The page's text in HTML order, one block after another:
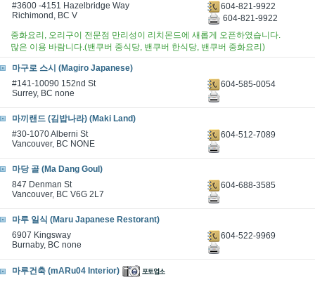
#3600 -4151 Hazelbridge Way
Richimond, BC V
604-821-9922
604-821-9922
중화요리, 오리구이 전문점 만리성이 리치몬드에 새롭게 오픈하였습니다.
많은 이용 바람니다.(밴쿠버 중식당, 밴쿠버 한식당, 밴쿠버 중화요리)
마구로 스시 (Magiro Japanese)
#141-10090 152nd St
Surrey, BC none
604-585-0054
마끼랜드 (김밥나라) (Maki Land)
#30-1070 Alberni St
Vancouver, BC NONE
604-512-7089
마당 골 (Ma Dang Goul)
847 Denman St
Vancouver, BC V6G 2L7
604-688-3585
마루 일식 (Maru Japanese Restorant)
6907 Kingsway
Burnaby, BC none
604-522-9969
마루건축 (mARu04 Interior)